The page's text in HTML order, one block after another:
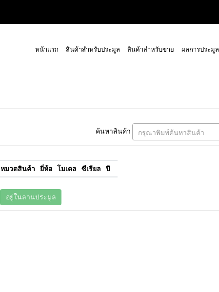
หน้าแรก สินค้าสำหรับประมูล สินค้าสำหรับขาย ผลการประมูล
ค้นหาสินค้า กรุณาพิมพ์ค้นหาสินค้า
หมวดสินค้า ยี่ห้อ โมเดล ซีเรียล ปี
อยู่ในลานประมูล